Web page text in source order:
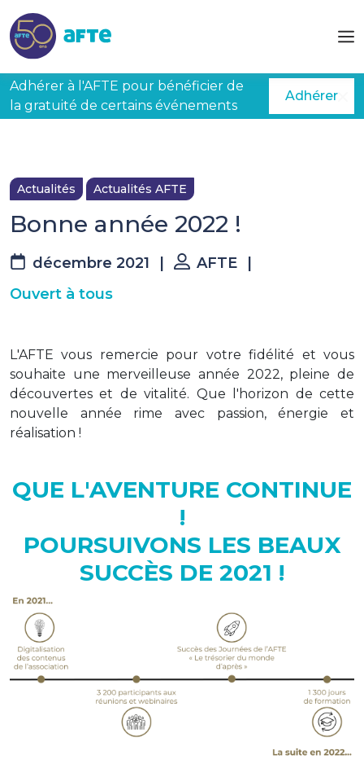
Adhérer à l'AFTE pour bénéficier de
la gratuité de certains événements
Adhérer
Actualités Actualités AFTE
Bonne année 2022 !
décembre 2021 AFTE
Ouvert à tous
L'AFTE vous remercie pour votre fidélité et vous
souhaite une merveilleuse année 2022, pleine de
découvertes et de vitalité. Que l'horizon de cette
nouvelle année rime avec passion, énergie et
réalisation !
QUE L'AVENTURE CONTINUE
!
POURSUIVONS LES BEAUX
SUCCÈS DE 2021 !